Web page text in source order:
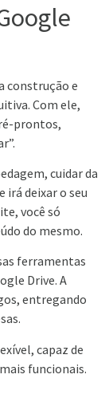
construção e
Com ele,
prontos,
cuidar da
irá deixar o seu
você só
do mesmo.
ferramentas
Drive. A
entregando
capaz de
funcionais.